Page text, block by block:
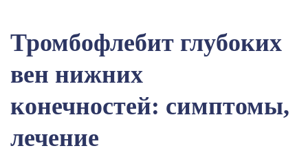
Тромбофлебит глубоких
вен нижних
конечностей: симптомы,
лечение